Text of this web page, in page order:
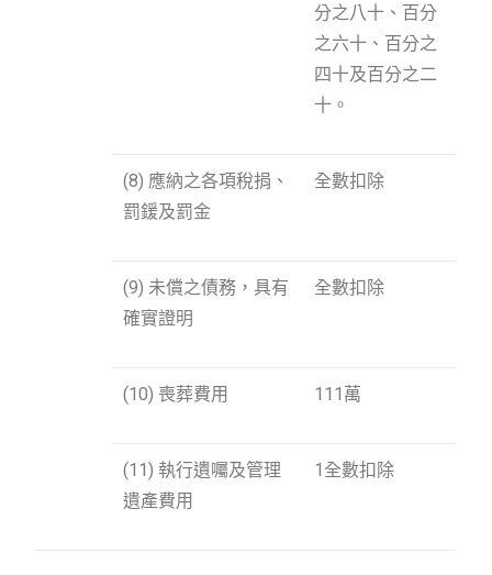
分之八十、百分
之六十、百分之
四十及百分之二
十。
(8) 應納之各項稅捐、
罰鍰及罰金
全數扣除
(9) 未償之債務，具有
確實證明
全數扣除
(10) 喪葬費用 111萬
(11) 執行遺囑及管理
遺產費用
1全數扣除